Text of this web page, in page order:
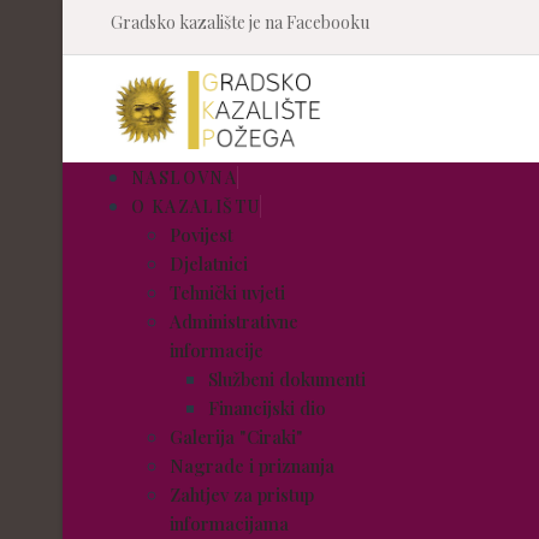
Gradsko kazalište je na Facebooku
NASLOVNA
O KAZALIŠTU
Povijest
Djelatnici
Tehnički uvjeti
Administrativne
informacije
Službeni dokumenti
Financijski dio
Galerija "Ciraki"
Nagrade i priznanja
Zahtjev za pristup
informacijama